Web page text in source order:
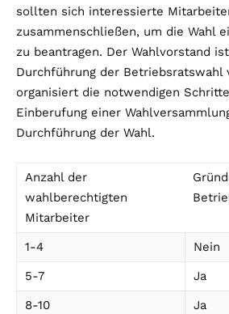
sollten sich interessierte
zusammenschließen, um die Wahl
zu beantragen. Der Wahlvorstand
Durchführung der
organisiert die notwendigen
Einberufung einer
Durchführung der Wahl.
Anzahl der
wahlberechtigten
Mitarbeiter
1-4
Nein
5-7
Ja
8-10
Ja